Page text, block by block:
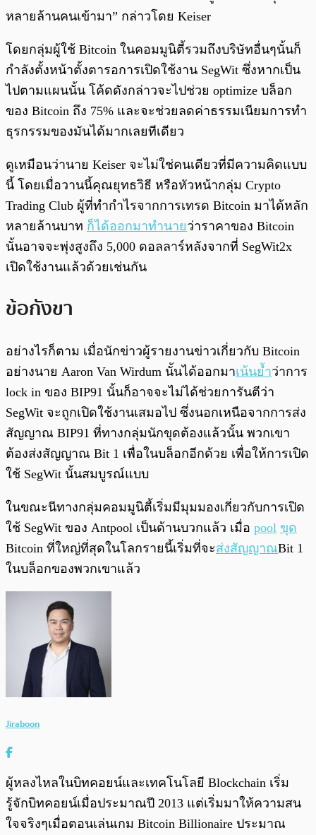
หลายล้านคนเข้ามา” กล่าวโดย Keiser
โดยกลุ่มผู้ใช้ Bitcoin ในคอมมูนิตี้รวมถึงบริษัทอื่นๆนั้นก็
กำลังตั้งหน้าตั้งตารอการเปิดใช้งาน SegWit ซึ่งหากเป็น
ไปตามแผนนั้น โค้ดดังกล่าวจะไปช่วย optimize บล็อก
ของ Bitcoin ถึง 75% และจะช่วยลดค่าธรรมเนียมการทำ
ธุรกรรมของมันได้มากเลยทีเดียว
ดูเหมือนว่านาย Keiser จะไม่ใช่คนเดียวที่มีความคิดแบบ
นี้ โดยเมื่อวานนี้คุณยุทธวิธี หรือหัวหน้ากลุ่ม Crypto
Trading Club ผู้ที่ทำกำไรจากการเทรด Bitcoin มาได้หลัก
หลายล้านบาท ก็ได้ออกมาทำนายว่าราคาของ Bitcoin
นั้นอาจจะพุ่งสูงถึง 5,000 ดอลลาร์หลังจากที่ SegWit2x
เปิดใช้งานแล้วด้วยเช่นกัน
ข้อกังขา
อย่างไรก็ตาม เมื่อนักข่าวผู้รายงานข่าวเกี่ยวกับ Bitcoin
อย่างนาย Aaron Van Wirdum นั้นได้ออกมาเน้นย้ำว่าการ
lock in ของ BIP91 นั้นก็อาจจะไม่ได้ช่วยการันตีว่า
SegWit จะถูกเปิดใช้งานเสมอไป ซึ่งนอกเหนือจากการส่ง
สัญญาณ BIP91 ที่ทางกลุ่มนักขุดต้องแล้วนั้น พวกเขา
ต้องส่งสัญญาณ Bit 1 เพื่อในบล็อกอีกด้วย เพื่อให้การเปิด
ใช้ SegWit นั้นสมบูรณ์แบบ
ในขณะนีทางกลุ่มคอมมูนิตี้เริ่มมีมุมมองเกี่ยวกับการเปิด
ใช้ SegWit ของ Antpool เป็นด้านบวกแล้ว เมื่อ pool ขุด
Bitcoin ที่ใหญ่ที่สุดในโลกรายนี้เริ่มที่จะส่งสัญญาณBit 1
ในบล็อกของพวกเขาแล้ว
Jiraboon
ผู้หลงไหลในบิทคอยน์และเทคโนโลยี Blockchain เริ่ม
รู้จักบิทคอยน์เมื่อประมาณปี 2013 แต่เริ่มมาให้ความสน
ใจจริงๆเมื่อตอนเล่นเกม Bitcoin Billionaire ประมาณ